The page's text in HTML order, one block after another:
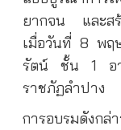
ยากจน และสร้
เมื่อวันที่ 8 พฤ
รัตน์ ชั้น 1 อา
ราชภัฏลำปาง
การอบรมดังกล่